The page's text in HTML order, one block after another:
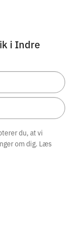
i Indre
du, at vi
om dig. Læs